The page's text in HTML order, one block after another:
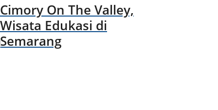
Cimory On The Valley,
Wisata Edukasi di
Semarang